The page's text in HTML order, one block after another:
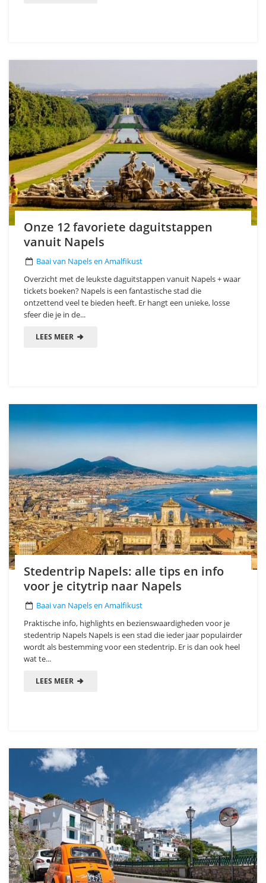
Onze 12 favoriete daguitstappen
vanuit Napels
Baai van Napels en Amalfikust
Overzicht met de leukste daguitstappen vanuit Napels + waar
tickets boeken? Napels is een fantastische stad die
ontzettend veel te bieden heeft. Er hangt een unieke, losse
sfeer die je in de...
LEES MEER
Stedentrip Napels: alle tips en info
voor je citytrip naar Napels
Baai van Napels en Amalfikust
Praktische info, highlights en bezienswaardigheden voor je
stedentrip Napels Napels is een stad die ieder jaar populairder
wordt als bestemming voor een stedentrip. Er is dan ook heel
wat te...
LEES MEER